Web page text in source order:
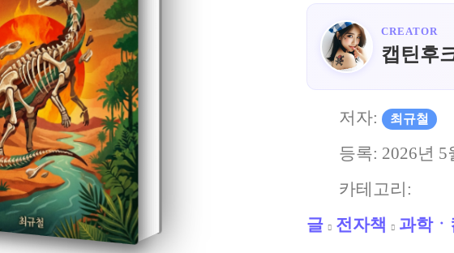
CREATOR
캡틴후
저자: 최규철
등록: 2026년 5
카테고리:
글
전자책 과학